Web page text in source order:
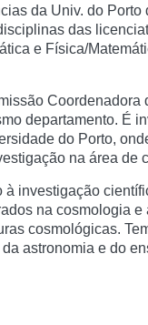
da Univ. do Porto
das
e Física/
Coordenadora
departamento. É
do Porto,
na área de
à investigação
na cosmologia
cosmológicas.
astronomia e do